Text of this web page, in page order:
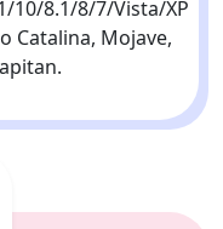
10/8.1/8/7/Vista/XP
Catalina, Mojave,